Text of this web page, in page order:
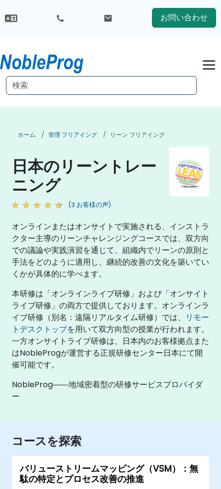
お問い合わせ
ホーム 管理 フリアイング リーン フリアイング
日本のリーントレー
ニング
(3 お客様の声)
オンラインまたはオンサイトで実施される、インストラ
クター主導のリーンチャレンジングコースでは、双方向
での議論や実践演習を通じて、組織内でリーンの原則と
手法をどのように適用し、継続的改善の文化を築いてい
くかが具体的に学べます。
本研修は「オンラインライブ研修」および「オンサイト
ライブ研修」の両方で提供しております。オンラインラ
イブ研修（別名：遠隔リアルタイム研修）では、
リモー
トデスクトップを用いて双方向型の授業が行われます。
一方オンサイトライブ研修は、日本内のお客様拠点また
はNobleProgが運営する正規研修センター日本にて開
催可能です。
NobleProg――地域密着型の研修サービスプロバイダ
ー
コースを探索
バリューストリームマッピング（VSM）：無
駄の特定とプロセス改善の推進